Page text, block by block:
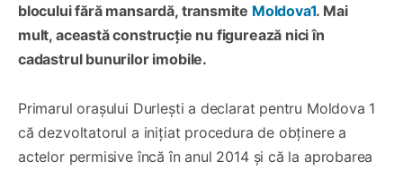
blocului fără mansardă, transmite Moldova1. Mai
mult, această construcție nu figurează nici în
cadastrul bunurilor imobile.
Primarul orașului Durlești a declarat pentru Moldova 1
că dezvoltatorul a inițiat procedura de obținere a
actelor permisive încă în anul 2014 și că la aprobarea